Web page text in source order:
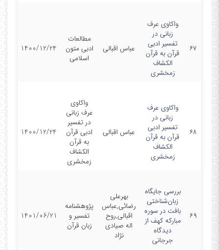
۶۷
واکاوی عرف
زبانی در
تفسیر ادبی
قرآن به قرآن
الکشاف
زمخشری
عباس اقبالی
مطالعات
ادبی متون
اسلامی
1400/12/24
۶۸
واکاوی عرف
زبانی در
تفسیر ادبی
قرآن به قرآن
الکشاف
زمخشری
عباس اقبالی
واکاوی
عرف زبانی
در تفسیر
ادبی قرآن
به قرآن
الکشاف
زمخشری
1400/12/24
۶۹
بررسی جایگاه
زبان‌شناختی
بافت در سوره
مبارکه کهف از
دیدگاه
جرجانی
بهرعلی
رضائی,عباس
اقبالی,روح
اله صیادی
نژاد
پژوهشنامه
تفسیر و
زبان قرآن
1401/06/21